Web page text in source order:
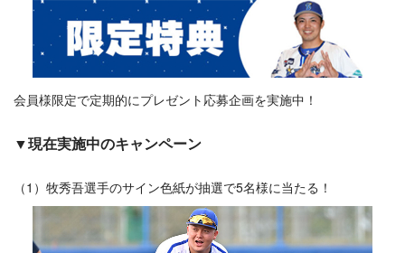
会員様限定で定期的にプレゼント応募企画を実施中！
▼現在実施中のキャンペーン
（1）牧秀吾選手のサイン色紙が抽選で5名様に当たる！